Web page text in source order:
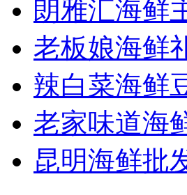
朗雅汇海鲜
老板娘海鲜
辣白菜海鲜
老家味道海
昆明海鲜批